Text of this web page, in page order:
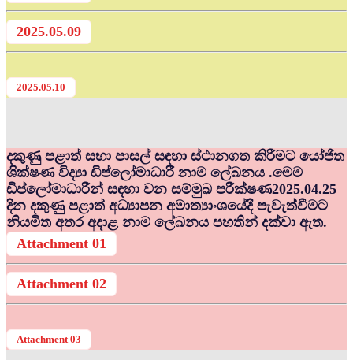
2025.05.09
2025.05.10
දකුණු පළාත් සභා පාසල් සඳහා ස්ථානගත කිරීමට යෝජිත
ශික්ෂණ විද්‍යා ඩිප්ලෝමාධාරී නාම ලේඛනය .මෙම
ඩිප්ලෝමාධාරීන් සඳහා වන සම්මුඛ පරීක්ෂණ2025.04.25
දින දකුණු පළාත් අධ්‍යාපන අමාත්‍යාංශයේදී පැවැත්වීමට
නියමිත අතර අදාළ නාම ලේඛනය පහතින් දක්වා ඇත.
Attachment 01
Attachment 02
Attachment 03